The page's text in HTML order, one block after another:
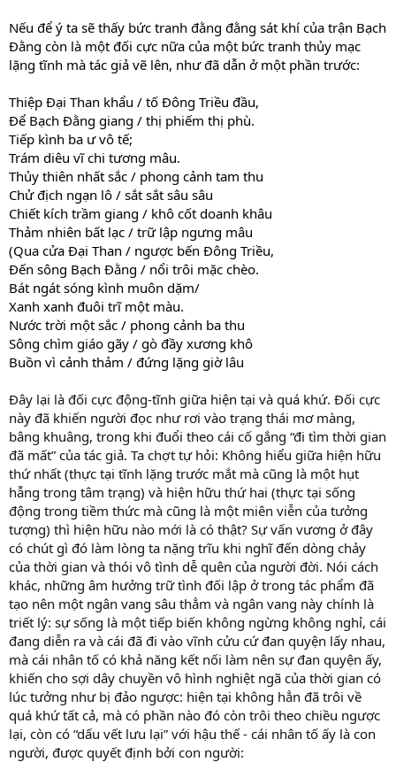
Nếu để ý ta sẽ thấy bức tranh đằng đằng sát khí của trận Bạch
Đằng còn là một đối cực nữa của một bức tranh thủy mạc
lặng tĩnh mà tác giả vẽ lên, như đã dẫn ở một phần trước:
Thiệp Đại Than khẩu / tố Đông Triều đầu,
Để Bạch Đằng giang / thị phiếm thị phù.
Tiếp kình ba ư vô tế;
Trám diêu vĩ chi tương mâu.
Thủy thiên nhất sắc / phong cảnh tam thu
Chử địch ngạn lô / sắt sắt sâu sâu
Chiết kích trầm giang / khô cốt doanh khâu
Thảm nhiên bất lạc / trữ lập ngưng mâu
(Qua cửa Đại Than / ngược bến Đông Triều,
Đến sông Bạch Đằng / nổi trôi mặc chèo.
Bát ngát sóng kình muôn dặm/
Xanh xanh đuôi trĩ một màu.
Nước trời một sắc / phong cảnh ba thu
Sông chìm giáo gãy / gò đầy xương khô
Buồn vì cảnh thảm / đứng lặng giờ lâu
Đây lại là đối cực động-tĩnh giữa hiện tại và quá khứ. Đối cực
này đã khiến người đọc như rơi vào trạng thái mơ màng,
bâng khuâng, trong khi đuổi theo cái cố gắng “đi tìm thời gian
đã mất” của tác giả. Ta chợt tự hỏi: Không hiểu giữa hiện hữu
thứ nhất (thực tại tĩnh lặng trước mắt mà cũng là một hụt
hẫng trong tâm trạng) và hiện hữu thứ hai (thực tại sống
động trong tiềm thức mà cũng là một miên viễn của tưởng
tượng) thì hiện hữu nào mới là có thật? Sự vấn vương ở đây
có chút gì đó làm lòng ta nặng trĩu khi nghĩ đến dòng chảy
của thời gian và thói vô tình dễ quên của người đời. Nói cách
khác, những âm hưởng trữ tình đối lập ở trong tác phẩm đã
tạo nên một ngân vang sâu thẳm và ngân vang này chính là
triết lý: sự sống là một tiếp biến không ngừng không nghỉ, cái
đang diễn ra và cái đã đi vào vĩnh cửu cứ đan quyện lấy nhau,
mà cái nhân tố có khả năng kết nối làm nên sự đan quyện ấy,
khiến cho sợi dây chuyền vô hình nghiệt ngã của thời gian có
lúc tưởng như bị đảo ngược: hiện tại không hẳn đã trôi về
quá khứ tất cả, mà có phần nào đó còn trôi theo chiều ngược
lại, còn có “dấu vết lưu lại” với hậu thế - cái nhân tố ấy là con
người, được quyết định bởi con người: